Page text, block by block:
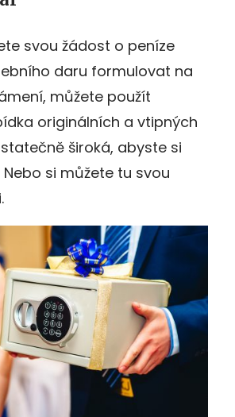
svou žádost o peníze
daru formulovat na
můžete použít
originálních a vtipných
široká, abyste si
si můžete tu svou